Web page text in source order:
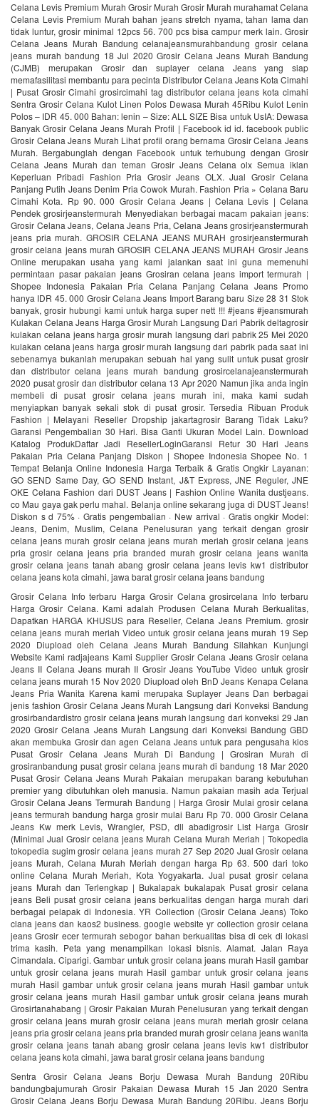
Celana Levis Premium Murah Grosir Murah Grosir Murah murahamat Celana
Celana Levis Premium Murah bahan jeans stretch nyama, tahan lama dan
tidak luntur, grosir minimal 12pcs 56. 700 pcs bisa campur merk lain. Grosir
Celana Jeans Murah Bandung celanajeansmurahbandung grosir celana
jeans murah bandung 18 Jul 2020 Grosir Celana Jeans Murah Bandung
(CJMB) merupakan Grosir dan suplayer celana Jeans yang siap
memafasilitasi membantu para pecinta Distributor Celana Jeans Kota Cimahi
| Pusat Grosir Cimahi grosircimahi tag distributor celana jeans kota cimahi
Sentra Grosir Celana Kulot Linen Polos Dewasa Murah 45Ribu Kulot Lenin
Polos – IDR 45. 000 Bahan: lenin – Size: ALL SIZE Bisa untuk UsIA: Dewasa
Banyak Grosir Celana Jeans Murah Profil | Facebook id id. facebook public
Grosir Celana Jeans Murah Lihat profil orang bernama Grosir Celana Jeans
Murah. Bergabunglah dengan Facebook untuk terhubung dengan Grosir
Celana Jeans Murah dan teman Grosir Jeans Celana olx Semua iklan
Keperluan Pribadi Fashion Pria Grosir Jeans OLX. Jual Grosir Celana
Panjang Putih Jeans Denim Pria Cowok Murah. Fashion Pria » Celana Baru
Cimahi Kota. Rp 90. 000 Grosir Celana Jeans | Celana Levis | Celana
Pendek grosirjeanstermurah Menyediakan berbagai macam pakaian jeans:
Grosir Celana Jeans, Celana Jeans Pria, Celana Jeans grosirjeanstermurah
jeans pria murah. GROSIR CELANA JEANS MURAH grosirjeanstermurah
grosir celana jeans murah GROSIR CELANA JEANS MURAH Grosir Jeans
Online merupakan usaha yang kami jalankan saat ini guna memenuhi
permintaan pasar pakaian jeans Grosiran celana jeans import termurah |
Shopee Indonesia Pakaian Pria Celana Panjang Celana Jeans Promo
hanya IDR 45. 000 Grosir Celana Jeans Import Barang baru Size 28 31 Stok
banyak, grosir hubungi kami untuk harga super nett !!! #jeans #jeansmurah
Kulakan Celana Jeans Harga Grosir Murah Langsung Dari Pabrik deltagrosir
kulakan celana jeans harga grosir murah langsung dari pabrik 25 Mei 2020
kulakan celana jeans harga grosir murah langsung dari pabrik pada saat ini
sebenarnya bukanlah merupakan sebuah hal yang sulit untuk pusat grosir
dan distributor celana jeans murah bandung grosircelanajeanstermurah
2020 pusat grosir dan distributor celana 13 Apr 2020 Namun jika anda ingin
membeli di pusat grosir celana jeans murah ini, maka kami sudah
menyiapkan banyak sekali stok di pusat grosir. Tersedia Ribuan Produk
Fashion | Melayani Reseller Dropship‎ jakartagrosir Barang Tidak Laku?
Garansi Pengembalian 30 Hari. Bisa Ganti Ukuran Model Lain. Download
Katalog ProdukDaftar Jadi ResellerLoginGaransi Retur 30 Hari Jeans
Pakaian Pria Celana Panjang Diskon | Shopee Indonesia‎ Shopee No. 1
Tempat Belanja Online Indonesia Harga Terbaik & Gratis Ongkir Layanan:
GO SEND Same Day, GO SEND Instant, J&T Express, JNE Reguler, JNE
OKE Celana Fashion dari DUST Jeans | Fashion Online Wanita‎ dustjeans.
co Mau gaya gak perlu mahal. Belanja online sekarang juga di DUST Jeans!
Diskon s d 75% · Gratis pengembalian · New arrival · Gratis ongkir Model:
Jeans, Denim, Muslim, Celana Penelusuran yang terkait dengan grosir
celana jeans murah grosir celana jeans murah meriah grosir celana jeans
pria grosir celana jeans pria branded murah grosir celana jeans wanita
grosir celana jeans tanah abang grosir celana jeans levis kw1 distributor
celana jeans kota cimahi, jawa barat grosir celana jeans bandung
Grosir Celana Info terbaru Harga Grosir Celana grosircelana Info terbaru
Harga Grosir Celana. Kami adalah Produsen Celana Murah Berkualitas,
Dapatkan HARGA KHUSUS para Reseller, Celana Jeans Premium. grosir
celana jeans murah meriah Video untuk grosir celana jeans murah 19 Sep
2020 Diupload oleh Celana Jeans Murah Bandung Silahkan Kunjungi
Website Kami radjajeans Kami Supplier Grosir Celana Jeans Grosir celana
Jeans II Celana Jeans murah II Grosir Jeans YouTube Video untuk grosir
celana jeans murah 15 Nov 2020 Diupload oleh BnD Jeans Kenapa Celana
Jeans Pria Wanita Karena kami merupaka Suplayer Jeans Dan berbagai
jenis fashion Grosir Celana Jeans Murah Langsung dari Konveksi Bandung
grosirbandardistro grosir celana jeans murah langsung dari konveksi 29 Jan
2020 Grosir Celana Jeans Murah Langsung dari Konveksi Bandung GBD
akan membuka Grosir dan agen Celana Jeans untuk para pengusaha kios
Pusat Grosir Celana Jeans Murah Di Bandung | Grosiran Murah di
grosiranbandung pusat grosir celana jeans murah di bandung 18 Mar 2020
Pusat Grosir Celana Jeans Murah Pakaian merupakan barang kebutuhan
premier yang dibutuhkan oleh manusia. Namun pakaian masih ada Terjual
Grosir Celana Jeans Termurah Bandung | Harga Grosir Mulai grosir celana
jeans termurah bandung harga grosir mulai Baru Rp 70. 000 Grosir Celana
Jeans Kw merk Levis, Wrangler, PSD, dll abadigrosir List Harga Grosir
(Minimal Jual Grosir celana jeans Murah Celana Murah Meriah | Tokopedia
tokopedia sugim grosir celana jeans murah 27 Sep 2020 Jual Grosir celana
jeans Murah, Celana Murah Meriah dengan harga Rp 63. 500 dari toko
online Celana Murah Meriah, Kota Yogyakarta. Jual pusat grosir celana
jeans Murah dan Terlengkap | Bukalapak bukalapak Pusat grosir celana
jeans Beli pusat grosir celana jeans berkualitas dengan harga murah dari
berbagai pelapak di Indonesia. YR Collection (Grosir Celana Jeans) Toko
clana jeans dan kaos2 business. google website yr collection grosir celana
jeans Grosir ecer termurah sebogor bahan berkualitas bisa di cek di lokasi
trima kasih. Peta yang menampilkan lokasi bisnis. Alamat. Jalan Raya
Cimandala. Ciparigi. Gambar untuk grosir celana jeans murah Hasil gambar
untuk grosir celana jeans murah Hasil gambar untuk grosir celana jeans
murah Hasil gambar untuk grosir celana jeans murah Hasil gambar untuk
grosir celana jeans murah Hasil gambar untuk grosir celana jeans murah
Grosirtanahabang | Grosir Pakaian Murah‎ Penelusuran yang terkait dengan
grosir celana jeans murah grosir celana jeans murah meriah grosir celana
jeans pria grosir celana jeans pria branded murah grosir celana jeans wanita
grosir celana jeans tanah abang grosir celana jeans levis kw1 distributor
celana jeans kota cimahi, jawa barat grosir celana jeans bandung
Sentra Grosir Celana Jeans Borju Dewasa Murah Bandung 20Ribu
bandungbajumurah Grosir Pakaian Dewasa Murah 15 Jan 2020 Sentra
Grosir Celana Jeans Borju Dewasa Murah Bandung 20Ribu. Jeans Borju